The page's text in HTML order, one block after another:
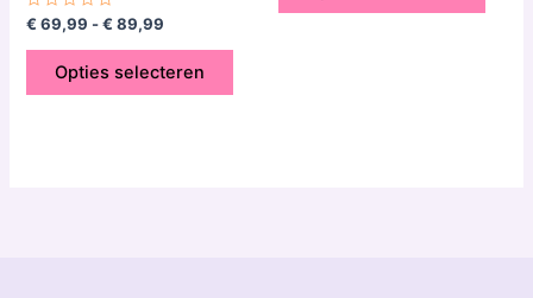
Gewaardeerd
0
uit
€ 69,99 - € 89,99
Opties selecteren